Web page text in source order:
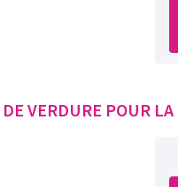
VERDURE POUR